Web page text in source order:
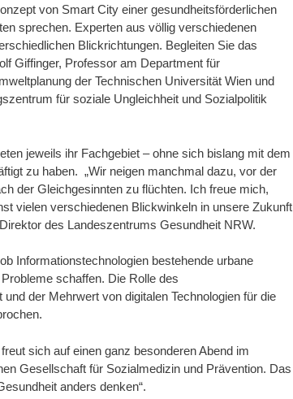
von Smart City einer gesundheitsförderlichen
sprechen. Experten aus völlig verschiedenen
Blickrichtungen. Begleiten Sie das
Giffinger, Professor am Department für
der Technischen Universität Wien und
für soziale Ungleichheit und Sozialpolitik
jeweils ihr Fachgebiet – ohne sich bislang mit dem
zu haben. „Wir neigen manchmal dazu, vor der
der Gleichgesinnten zu flüchten. Ich freue mich,
vielen verschiedenen Blickwinkeln in unsere Zukunft
des Landeszentrums Gesundheit NRW.
Informationstechnologien bestehende urbane
schaffen. Die Rolle des
der Mehrwert von digitalen Technologien für die
sich auf einen ganz besonderen Abend im
Gesellschaft für Sozialmedizin und Prävention. Das
anders denken“.